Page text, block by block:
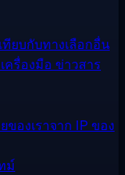
ทียบกับทางเลือกอื่น
ครื่องมือ ข่าวสาร
ของเราจาก IP ของ
ม์